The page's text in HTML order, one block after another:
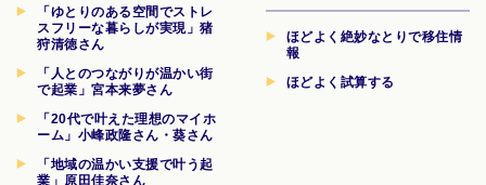
「ゆとりのある空間でストレ
スフリーな暮らしが実現」猪
狩清徳さん
「人とのつながりが温かい街
で起業」宮本来夢さん
「20代で叶えた理想のマイホ
ーム」小峰政隆さん・葵さん
「地域の温かい支援で叶う起
業」原田佳奈さん
ほどよく絶妙なとりで移住情
報
ほどよく試算する